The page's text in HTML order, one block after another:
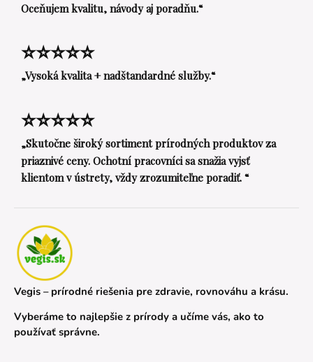
Oceňujem kvalitu, návody aj poradňu.“
⭐⭐⭐⭐⭐
„Vysoká kvalita + nadštandardné služby.“
⭐⭐⭐⭐⭐
„Skutočne široký sortiment prírodných produktov za
priaznivé ceny. Ochotní pracovníci sa snažia vyjsť
klientom v ústrety, vždy zrozumiteľne poradiť. “
Vegis – prírodné riešenia pre zdravie, rovnováhu a krásu.
Vyberáme to najlepšie z prírody a učíme vás, ako to
používať správne.